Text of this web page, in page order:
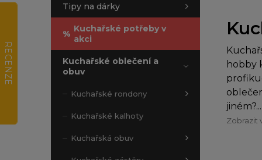
Tipy na dárky
% Kuchařské potřeby v
akci
Kuchařské oblečení a
obuv
Kuchařské rondony
Kuchařské kalhoty
Kuchařská obuv
hobby
jiném?...
Zobrazit
RECENZE